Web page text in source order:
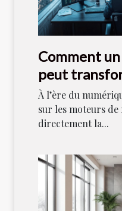
Comment
peut
stratégie
À l’ère du
sur les moteurs
directement la...